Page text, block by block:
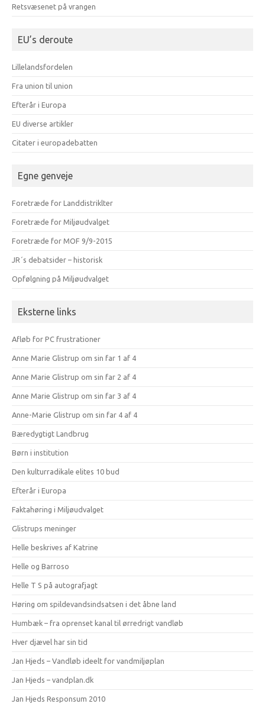
Retsvæsenet på vrangen
EU’s deroute
Lillelandsfordelen
Fra union til union
Efterår i Europa
EU diverse artikler
Citater i europadebatten
Egne genveje
Foretræde for Landdistriklter
Foretræde for Miljøudvalget
Foretræde for MOF 9/9-2015
JR´s debatsider – historisk
Opfølgning på Miljøudvalget
Eksterne links
Afløb for PC frustrationer
Anne Marie Glistrup om sin far 1 af 4
Anne Marie Glistrup om sin far 2 af 4
Anne Marie Glistrup om sin far 3 af 4
Anne-Marie Glistrup om sin far 4 af 4
Bæredygtigt Landbrug
Børn i institution
Den kulturradikale elites 10 bud
Efterår i Europa
Faktahøring i Miljøudvalget
Glistrups meninger
Helle beskrives af Katrine
Helle og Barroso
Helle T S på autografjagt
Høring om spildevandsindsatsen i det åbne land
Humbæk – fra oprenset kanal til ørredrigt vandløb
Hver djævel har sin tid
Jan Hjeds – Vandløb ideelt for vandmiljøplan
Jan Hjeds – vandplan.dk
Jan Hjeds Responsum 2010